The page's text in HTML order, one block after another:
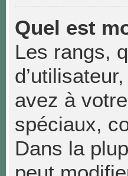
Quel est
Les rangs,
avez à
spéciaux,
Dans la